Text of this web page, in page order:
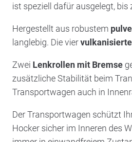
ist speziell dafür ausgelegt, bis
Hergestellt aus robustem
langlebig. Die vier
Zwei Lenkrollen mit Bremse
zusätzliche Stabilität beim
Transportwagen auch in
Der Transportwagen schützt
Hocker sicher im Inneren des